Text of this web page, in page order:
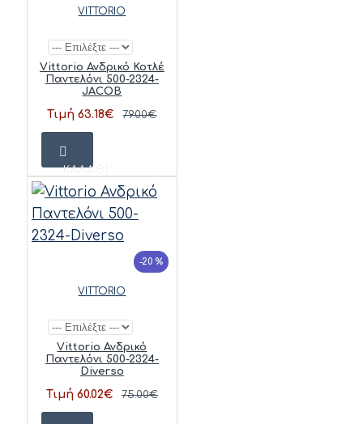
VITTORIO
Vittorio Ανδρικό Κοτλέ
Παντελόνι 500-2324-
JACOB
Τιμή 63.18€ 79.00€
ΚΑΛΆΘΙ
-20 %
VITTORIO
Vittorio Ανδρικό
Παντελόνι 500-2324-
Diverso
Τιμή 60.02€ 75.00€